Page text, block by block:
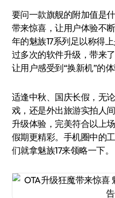
要问一款旗舰的附加值是
带来惊喜，让用户体验不
年的魅族17系列足以称得
过多次的软件升级，带来
让用户感受到“换新机”的体
适逢中秋、国庆长假，无
戏，还是外出旅游实拍人
升级体验，完美符合以上
假期更精彩。手机圈中的
们就拿魅族17来领略一下。